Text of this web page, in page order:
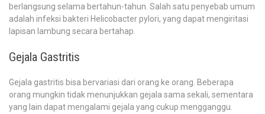
berlangsung selama bertahun-tahun. Salah satu penyebab umum
adalah infeksi bakteri Helicobacter pylori, yang dapat mengiritasi
lapisan lambung secara bertahap.
Gejala Gastritis
Gejala gastritis bisa bervariasi dari orang ke orang. Beberapa
orang mungkin tidak menunjukkan gejala sama sekali, sementara
yang lain dapat mengalami gejala yang cukup mengganggu.